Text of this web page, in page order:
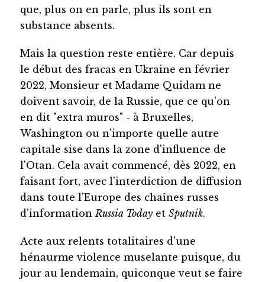
que, plus on en parle, plus ils sont en
substance absents.
Mais la question reste entière. Car depuis
le début des fracas en Ukraine en février
2022, Monsieur et Madame Quidam ne
doivent savoir, de la Russie, que ce qu'on
en dit "extra muros" - à Bruxelles,
Washington ou n'importe quelle autre
capitale sise dans la zone d'influence de
l'Otan. Cela avait commencé, dès 2022, en
faisant fort, avec l'interdiction de diffusion
dans toute l'Europe des chaînes russes
d'information Russia Todayet Sputnik.
Acte aux relents totalitaires d'une
hénaurme violence muselante puisque, du
jour au lendemain, quiconque veut se faire